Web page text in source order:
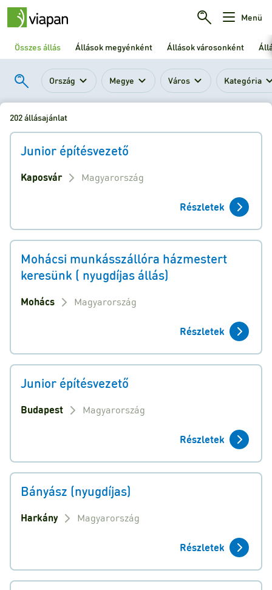
Menü
Összes állás Állások megyénként Állások városonként
Ország Megye Város Kategória
202 állásajánlat
Junior építésvezető
Kaposvár Magyarország
Részletek
Mohácsi munkásszállóra házmestert
keresünk ( nyugdíjas állás)
Mohács Magyarország
Részletek
Junior építésvezető
Budapest Magyarország
Részletek
Bányász (nyugdíjas)
Harkány Magyarország
Részletek